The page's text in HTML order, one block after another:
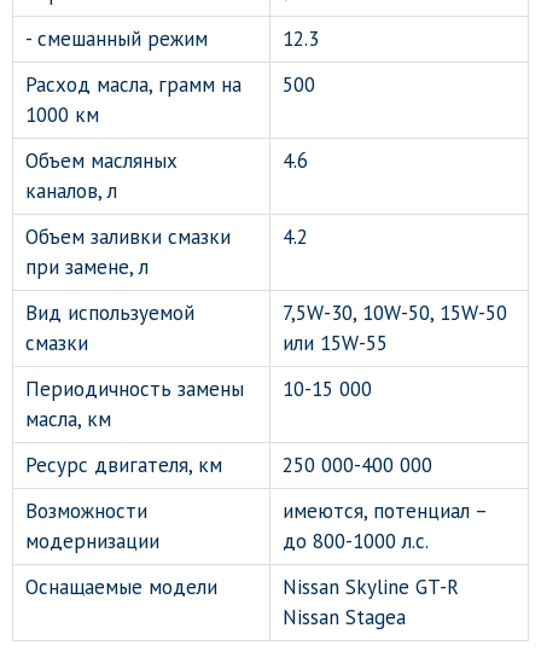
- смешанный режим
12.3
Расход масла, грамм на
1000 км
500
Объем масляных
каналов, л
4.6
Объем заливки смазки
при замене, л
4.2
Вид используемой
смазки
7,5W-30, 10W-50, 15W-50
или 15W-55
Периодичность замены
масла, км
10-15 000
Ресурс двигателя, км
250 000-400 000
Возможности
модернизации
имеются, потенциал –
до 800-1000 л.с.
Оснащаемые модели
Nissan Skyline GT-R
Nissan Stagea